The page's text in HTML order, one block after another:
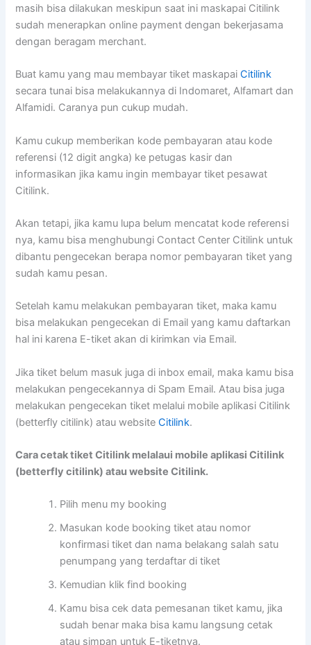
masih bisa dilakukan meskipun saat ini maskapai Citilink
sudah menerapkan online payment dengan bekerjasama
dengan beragam merchant.
Buat kamu yang mau membayar tiket maskapaiCitilink
secara tunai bisa melakukannya di Indomaret, Alfamart dan
Alfamidi. Caranya pun cukup mudah.
Kamu cukup memberikan kode pembayaran atau kode
referensi (12 digit angka) ke petugas kasir dan
informasikan jika kamu ingin membayar tiket pesawat
Citilink.
Akan tetapi, jika kamu lupa belum mencatat kode referensi
nya, kamu bisa menghubungi Contact Center Citilink untuk
dibantu pengecekan berapa nomor pembayaran tiket yang
sudah kamu pesan.
Setelah kamu melakukan pembayaran tiket, maka kamu
bisa melakukan pengecekan di Email yang kamu daftarkan
hal ini karena E-tiket akan di kirimkan via Email.
Jika tiket belum masuk juga di inbox email, maka kamu bisa
melakukan pengecekannya di Spam Email. Atau bisa juga
melakukan pengecekan tiket melalui mobile aplikasi Citilink
(betterfly citilink) atau websiteCitilink.
Cara cetak tiket Citilink melalaui mobile aplikasi Citilink
(betterfly citilink) atau website Citilink.
Pilih menu my booking
Masukan kode booking tiket atau nomor
konfirmasi tiket dan nama belakang salah satu
penumpang yang terdaftar di tiket
Kemudian klik find booking
Kamu bisa cek data pemesanan tiket kamu, jika
sudah benar maka bisa kamu langsung cetak
atau simpan untuk E-tiketnya.